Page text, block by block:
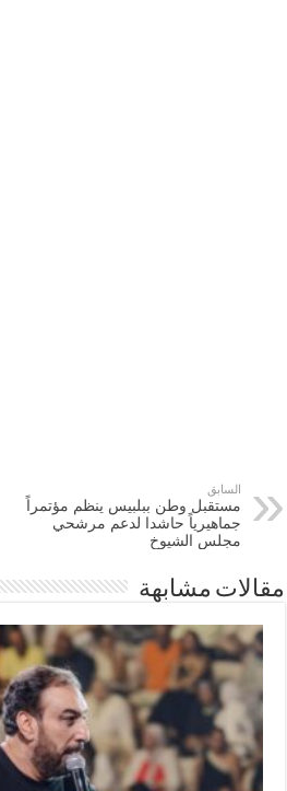
السابق
مستقبل وطن ببلبيس ينظم مؤتمراً
جماهيرياً حاشدا لدعم مرشحي
مجلس الشيوخ
مقالات مشابهة